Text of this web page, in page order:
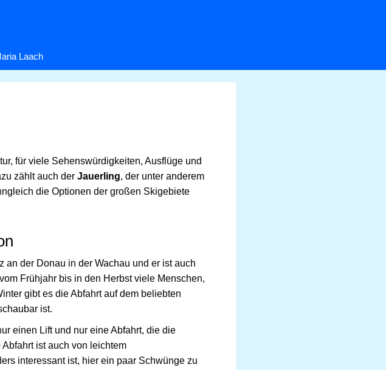
Laach
für viele Sehenswürdigkeiten, Ausflüge und
zählt auch der Jauerling, der unter anderem
die Optionen der großen Skigebiete
an der Donau in der Wachau und er ist auch
Frühjahr bis in den Herbst viele Menschen,
gibt es die Abfahrt auf dem beliebten
ist.
einen Lift und nur eine Abfahrt, die die
ist auch von leichtem
interessant ist, hier ein paar Schwünge zu